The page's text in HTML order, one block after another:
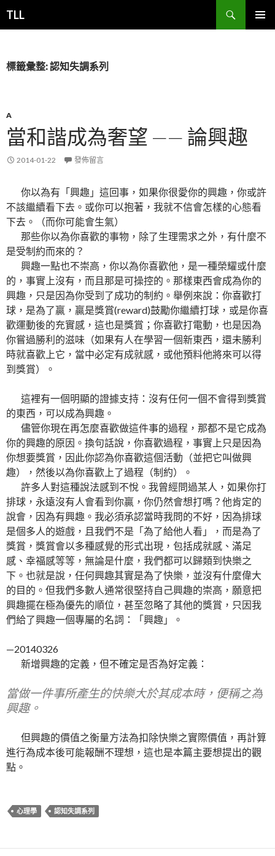
TLL
尋
要
標籤彙整: 認知失調系列
A
當和諧成為奢望 —— 論興趣
2014-01-22 發佈留言
你以為有「興趣」這回事，如果你很愛你的興趣，你或許
不該繼續看下去。或你可以抱著，我就不信會怎樣的心態看
下去。（而你可能會生氣）
那些你以為你喜歡的事物，除了生理需求之外，有什麼不
是受制約而來的？
興趣一點也不崇高，你以為你喜歡他，是一種榮耀或什麼
的，事實上沒有，而且那是可操控的。那樣東西會成為你的
興趣，只是因為你受到了成功的制約。舉例來說：你喜歡打
球，是為了贏，贏是獎賞(reward)鼓勵你繼續打球，或是你喜
歡運動後的充實感，這也是獎賞；你喜歡打電動，也是因為
你嘗過勝利的滋味（如果有人在學習一個新東西，還未勝利
時就喜歡上它，當中必定有成就感，或他預料他將來可以得
到獎賞）。
這裡有一個明顯的證據支持：沒有任何一個不會得到獎賞
的東西，可以成為興趣。
儘管你現在再怎麼喜歡做這件事的過程，那都不是它成為
你的興趣的原因。換句話說，你喜歡過程，事實上只是因為
你想要獎賞，因此你認為你喜歡這個活動（並把它叫做興
趣），然後以為你喜歡上了過程（制約）。
許多人對這種說法感到不悅。我曾經問過某人，如果你打
排球，永遠沒有人會看到你贏，你仍然會想打嗎？他肯定的
說會，因為有興趣。我必須承認當時我問的不好，因為排球
是個多人的遊戲，且我們不是「為了給他人看」，而是為了
獎賞，獎賞會以多種感覺的形式出現，包括成就感、滿足
感、幸福感等等，無論是什麼，我們都可以歸類到快樂之
下。也就是說，任何興趣其實是為了快樂，並沒有什麼偉大
的目的。但我們多數人通常很堅持自己興趣的崇高，願意把
興趣擺在極為優先的順位，甚至忽略了其他的獎賞，只因我
們給了興趣一個專屬的名詞：「興趣」。
—20140326
新增興趣的定義，但不確定是否為好定義：
當做一件事所產生的快樂大於其成本時，便稱之為
興趣。
但興趣的價值之衡量方法為扣除快樂之實際價值，再計算
進行為成本後可能報酬不理想，這也是本篇主要想提出的觀
點。
心理學 認知失調系列